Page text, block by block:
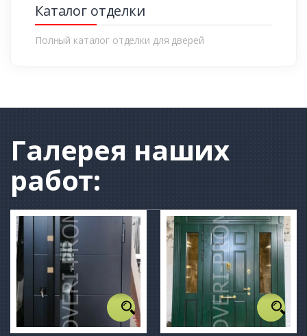
Каталог отделки
Полный каталог отделки для дверей
Галерея наших
работ: